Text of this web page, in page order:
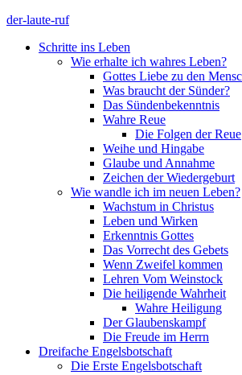
der-laute-ruf
Schritte ins Leben
Wie erhalte ich wahres Leben?
Gottes Liebe zu den
Was braucht der Sünder?
Das Sündenbekenntnis
Wahre Reue
Die Folgen der Reue
Weihe und Hingabe
Glaube und Annahme
Zeichen der Wiedergeburt
Wie wandle ich im neuen Leben?
Wachstum in Christus
Leben und Wirken
Erkenntnis Gottes
Das Vorrecht des Gebets
Wenn Zweifel kommen
Lehren Vom Weinstock
Die heiligende Wahrheit
Wahre Heiligung
Der Glaubenskampf
Die Freude im Herrn
Dreifache Engelsbotschaft
Die Erste Engelsbotschaft